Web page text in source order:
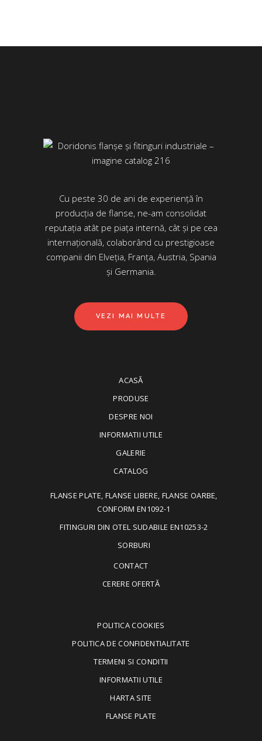
Cu peste 30 de ani de experiență în
producția de flanse, ne-am consolidat
reputația atât pe piața internă, cât și pe cea
internațională, colaborând cu prestigioase
companii din Elveția, Franța, Austria, Spania
și Germania.
VEZI MAI MULTE
ACASĂ
PRODUSE
DESPRE NOI
INFORMATII UTILE
GALERIE
CATALOG
FLANSE PLATE, FLANSE LIBERE, FLANSE OARBE,
CONFORM EN1092-1
FITINGURI DIN OTEL SUDABILE EN10253-2
SORBURI
CONTACT
CERERE OFERTĂ
POLITICA COOKIES
POLITICA DE CONFIDENTIALITATE
TERMENI SI CONDITII
INFORMATII UTILE
HARTA SITE
FLANSE PLATE